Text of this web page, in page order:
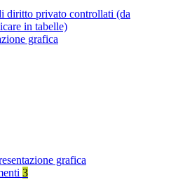
diritto privato controllati (da
in tabelle)
grafica
grafica
3